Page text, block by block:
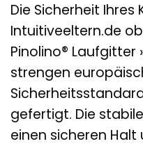
Die Sicherheit Ihres
Intuitiveeltern.de
Pinolino® Laufgitter
strengen
gefertigt. Die
einen sicheren Halt